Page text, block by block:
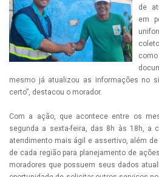
de
em
mesmo já atualizou as informações no
certo”, destacou o morador.
Com a ação, que acontece entre os
segunda a sexta-feira, das 8h às 18h, a
atendimento mais ágil e assertivo, além
de cada região para planejamento de
moradores que possuem seus dados